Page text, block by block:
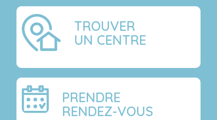
TROUVER
UN CENTRE
PRENDRE
RENDEZ-VOUS